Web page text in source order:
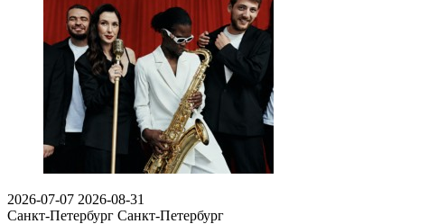
2026-07-07 2026-08-31
Санкт-Петербург Санкт-Петербург